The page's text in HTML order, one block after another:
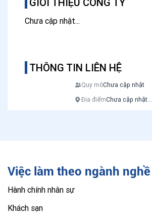
Chưa cập nhật...
THÔNG TIN LIÊN HỆ
Quy môChưa cập nhật
Địa điểmChưa cập nhật...
Việc làm theo ngành nghề
Hành chính nhân sự
Khách sạn